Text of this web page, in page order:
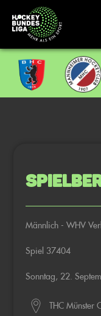
Männlich - WHV
Spiel 37404
Sonntag, 22.
THC Münster